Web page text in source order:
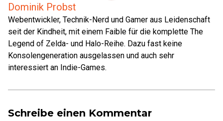
Dominik Probst
Webentwickler, Technik-Nerd und Gamer aus Leidenschaft
seit der Kindheit, mit einem Faible für die komplette The
Legend of Zelda- und Halo-Reihe. Dazu fast keine
Konsolengeneration ausgelassen und auch sehr
interessiert an Indie-Games.
Schreibe einen Kommentar